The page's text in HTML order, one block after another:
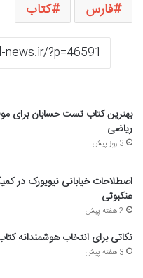
فارس کتاب
بهترین کتاب تست حسابان برای
ریاضی
3 روز پیش
اصطلاحات خیابانی نیویورک در
عنکبوتی
2 هفته پیش
نکاتی برای انتخاب هوشمندانه
3 هفته پیش